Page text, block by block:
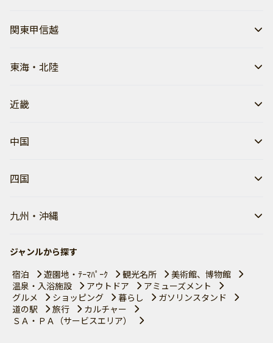
関東甲信越
東海・北陸
近畿
中国
四国
九州・沖縄
ジャンルから探す
宿泊
遊園地・ﾃｰﾏﾊﾟｰｸ 観光名所
美術館、博物館
温泉・入浴施設
アウトドア
アミューズメント
グルメ
ショッピング 暮らし
ガソリンスタンド
道の駅
旅行
カルチャー
ＳＡ・ＰＡ（サービスエリア）